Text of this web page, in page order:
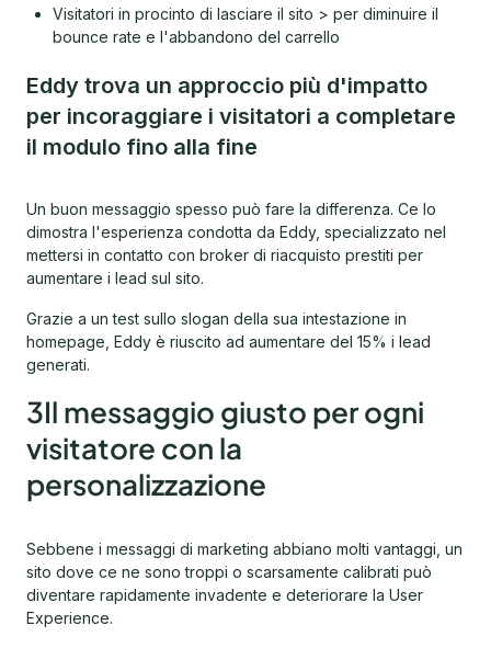
Visitatori in procinto di lasciare il sito > per diminuire il
bounce rate e l'abbandono del carrello
Eddy trova un approccio più d'impatto
per incoraggiare i visitatori a completare
il modulo fino alla fine
Un buon messaggio spesso può fare la differenza. Ce lo
dimostra l'esperienza condotta da Eddy, specializzato nel
mettersi in contatto con broker di riacquisto prestiti per
aumentare i lead sul sito.
Grazie a un test sullo slogan della sua intestazione in
homepage, Eddy è riuscito ad aumentare del 15% i lead
generati.
3Il messaggio giusto per ogni
visitatore con la
personalizzazione
Sebbene i messaggi di marketing abbiano molti vantaggi, un
sito dove ce ne sono troppi o scarsamente calibrati può
diventare rapidamente invadente e deteriorare la User
Experience.